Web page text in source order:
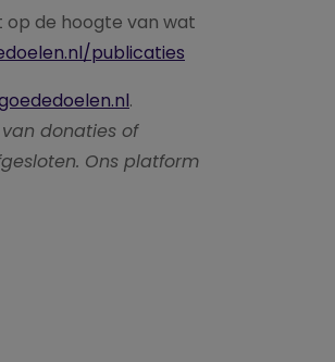
op de hoogte van wat
publicaties
.
donaties of
Ons platform